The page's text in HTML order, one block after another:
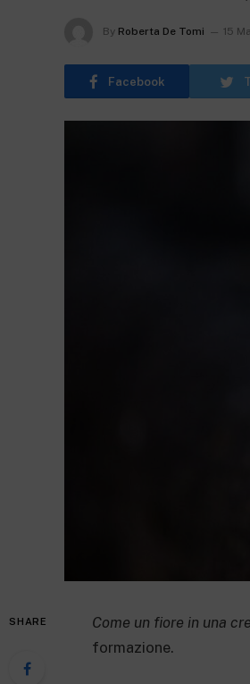
By Roberta De Tomi 15
Facebook
SHARE Come un fiore in una
formazione.